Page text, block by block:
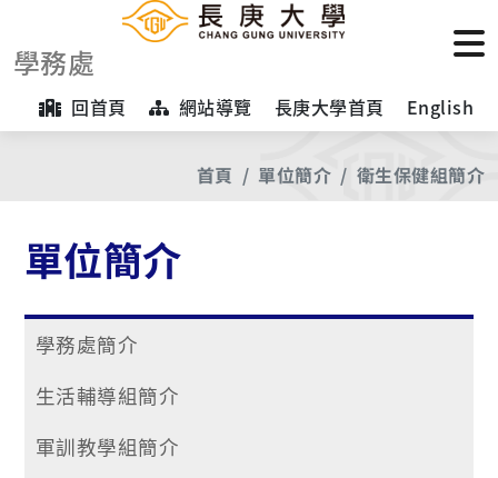
學務處
回首頁 網站導覽 長庚大學首頁 English
首頁 單位簡介 衛生保健組簡介
單位簡介
學務處簡介
生活輔導組簡介
軍訓教學組簡介